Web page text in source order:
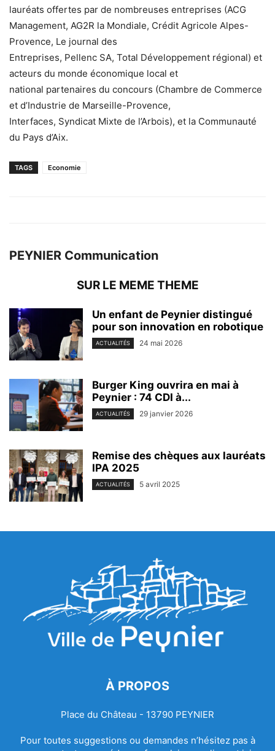
lauréats offertes par de nombreuses entreprises (ACG
Management, AG2R la Mondiale, Crédit Agricole Alpes-
Provence, Le journal des
Entreprises, Pellenc SA, Total Développement régional) et
acteurs du monde économique local et
national partenaires du concours (Chambre de Commerce
et d’Industrie de Marseille-Provence,
Interfaces, Syndicat Mixte de l’Arbois), et la Communauté
du Pays d’Aix.
TAGS Economie
PEYNIER Communication
SUR LE MEME THEME
Un enfant de Peynier distingué
pour son innovation en robotique
ACTUALITÉS 24 mai 2026
Burger King ouvrira en mai à
Peynier : 74 CDI à...
ACTUALITÉS 29 janvier 2026
Remise des chèques aux lauréats
IPA 2025
ACTUALITÉS 5 avril 2025
À PROPOS
Place du Château - 13790 PEYNIER
Pour toutes suggestions ou demandes n’hésitez pas à